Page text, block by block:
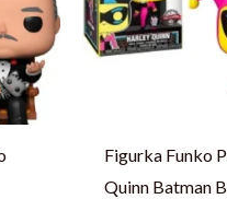
Figurka Funko
Quinn Batman